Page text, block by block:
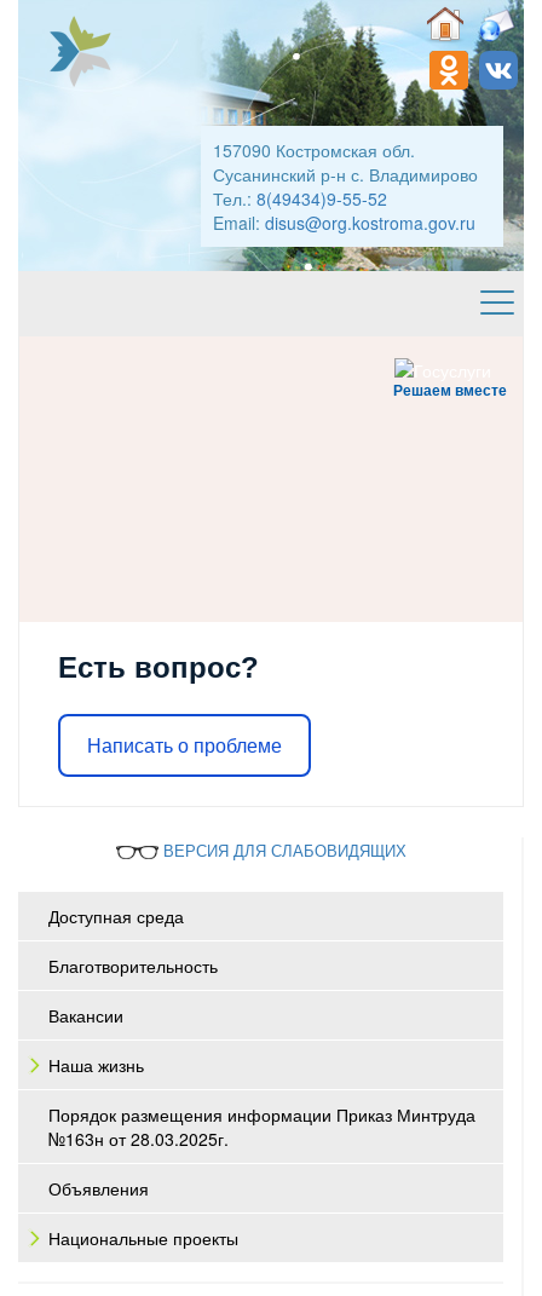
157090 Костромская обл.
Сусанинский р-н с. Владимирово
Тел.: 8(49434)9-55-52
Email: disus@org.kostroma.gov.ru
Решаем вместе
Есть вопрос?
Написать о проблеме
ВЕРСИЯ ДЛЯ СЛАБОВИДЯЩИХ
Доступная среда
Благотворительность
Вакансии
Наша жизнь
Порядок размещения информации Приказ Минтруда
№163н от 28.03.2025г.
Объявления
Национальные проекты